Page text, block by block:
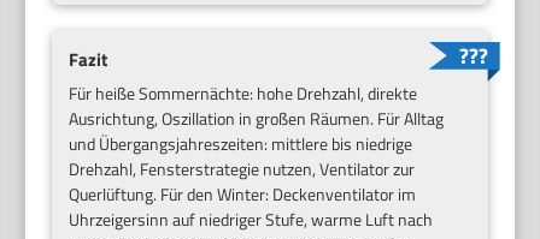
Fazit
Für heiße Sommernächte: hohe Drehzahl, direkte
Ausrichtung, Oszillation in großen Räumen. Für Alltag
und Übergangsjahreszeiten: mittlere bis niedrige
Drehzahl, Fensterstrategie nutzen, Ventilator zur
Querlüftung. Für den Winter: Deckenventilator im
Uhrzeigersinn auf niedriger Stufe, warme Luft nach